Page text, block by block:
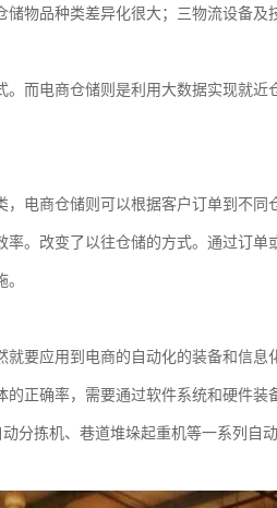
物品种类差异化很大；三物流设备及
而电商仓储则是利用大数据实现就近
电商仓储则可以根据客户订单到不同
。改变了以往仓储的方式。通过订单
要应用到电商的自动化的装备和信息
正确率，需要通过软件系统和硬件装
分拣机、巷道堆垛起重机等一系列自